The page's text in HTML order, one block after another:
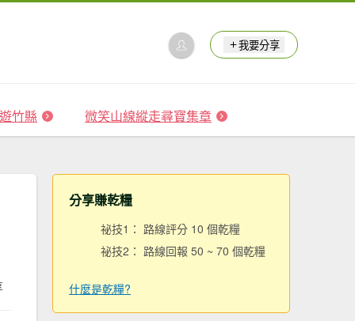
我要分享
竹縣 微笑山線縱走尋寶集章
分享賺乾糧
祕技1： 路線評分 10 個乾糧
祕技2： 路線回報 50 ~ 70 個乾糧
什麼是乾糧?